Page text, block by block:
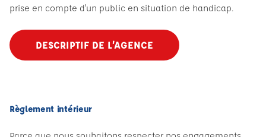
prise en compte d'un public en situation de handicap.
DESCRIPTIF DE L’AGENCE
Règlement intérieur